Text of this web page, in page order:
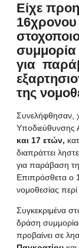
Είχε
συμμορία
για
της
Συνελήφθησαν,
Υποδιεύθυνσης
και 17 ετών,
διαπράττει
για παράβαση
Επιπρόσθετα ο
νομοθεσίας
Συγκεκριμένα
δράση
προβαίνει σε